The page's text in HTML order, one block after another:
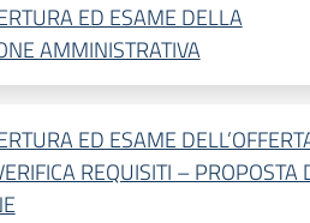
ED ESAME DELLA
AMMINISTRATIVA
ED ESAME
REQUISITI – PROPOSTA